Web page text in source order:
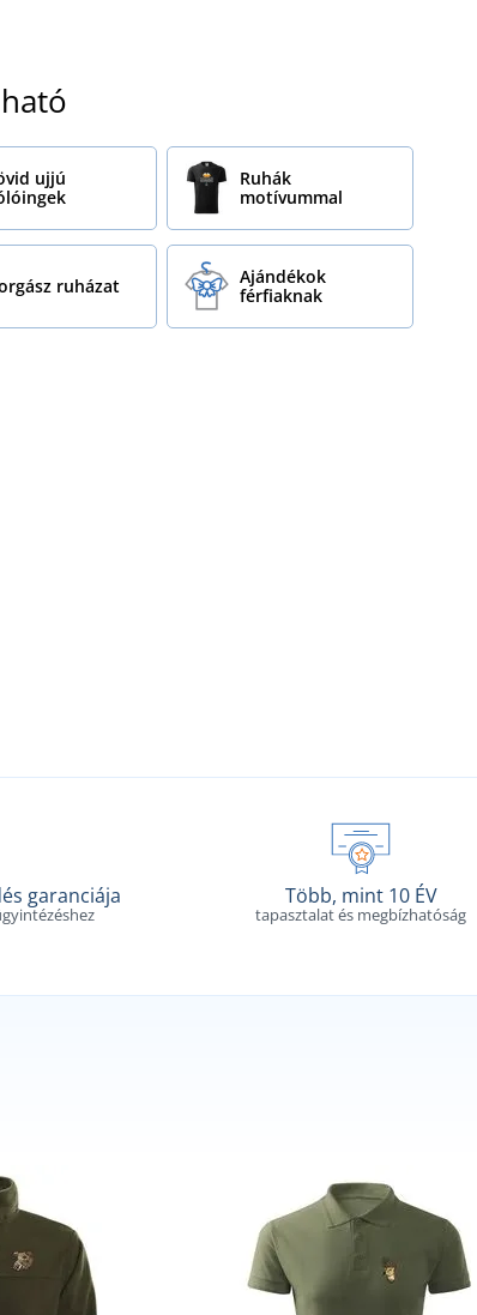
ujjú
Ruhák
motívummal
ruházat
Ajándékok
férfiaknak
garanciája Több, mint 10 ÉV
tapasztalat és megbízhatóság